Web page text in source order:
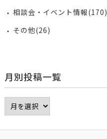
相談会・イベント情報(170)
その他(26)
月別投稿一覧